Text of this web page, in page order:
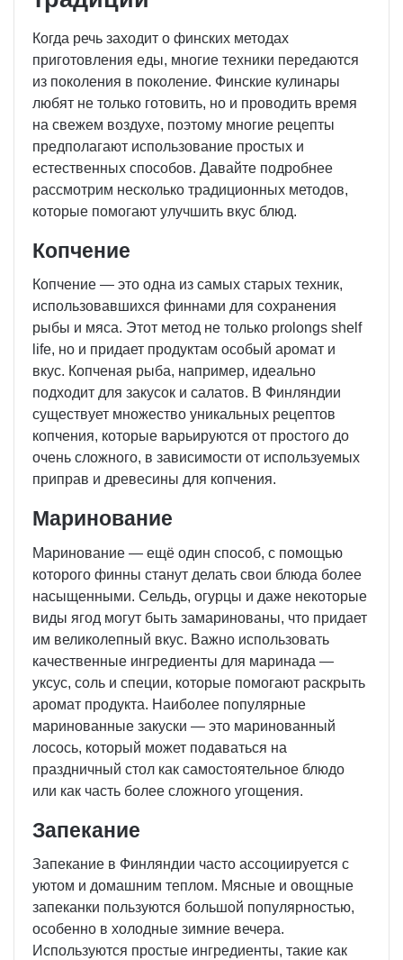
Когда речь заходит о финских методах
приготовления еды, многие техники передаются
из поколения в поколение. Финские кулинары
любят не только готовить, но и проводить время
на свежем воздухе, поэтому многие рецепты
предполагают использование простых и
естественных способов. Давайте подробнее
рассмотрим несколько традиционных методов,
которые помогают улучшить вкус блюд.
Копчение
Копчение — это одна из самых старых техник,
использовавшихся финнами для сохранения
рыбы и мяса. Этот метод не только prolongs shelf
life, но и придает продуктам особый аромат и
вкус. Копченая рыба, например, идеально
подходит для закусок и салатов. В Финляндии
существует множество уникальных рецептов
копчения, которые варьируются от простого до
очень сложного, в зависимости от используемых
приправ и древесины для копчения.
Маринование
Маринование — ещё один способ, с помощью
которого финны станут делать свои блюда более
насыщенными. Сельдь, огурцы и даже некоторые
виды ягод могут быть замаринованы, что придает
им великолепный вкус. Важно использовать
качественные ингредиенты для маринада —
уксус, соль и специи, которые помогают раскрыть
аромат продукта. Наиболее популярные
маринованные закуски — это маринованный
лосось, который может подаваться на
праздничный стол как самостоятельное блюдо
или как часть более сложного угощения.
Запекание
Запекание в Финляндии часто ассоциируется с
уютом и домашним теплом. Мясные и овощные
запеканки пользуются большой популярностью,
особенно в холодные зимние вечера.
Используются простые ингредиенты, такие как